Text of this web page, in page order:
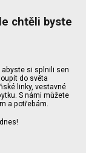
chtěli byste
abyste si splnili sen
do světa
linky, vestavné
S námi můžete
a potřebám.